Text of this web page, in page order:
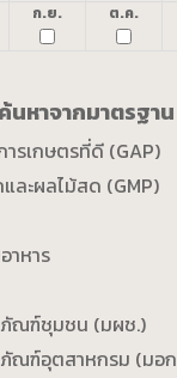
ก.ย. ต.ค.
ค้นหาจากมาตรฐาน
รเกษตรที่ดี (GAP)
ละผลไม้สด (GMP)
าหาร
ณฑ์ชุมชน (มผช.)
ณฑ์อุตสาหกรม (มอ